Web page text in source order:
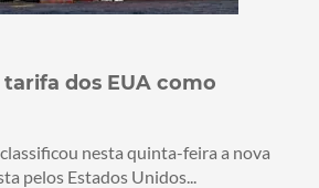
dos EUA como
nesta quinta-feira a nova
pelos Estados Unidos...